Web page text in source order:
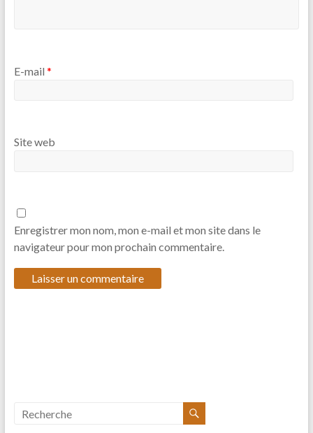
E-mail *
Site web
Enregistrer mon nom, mon e-mail et mon site dans le
navigateur pour mon prochain commentaire.